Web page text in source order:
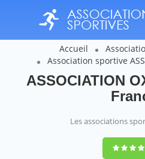
Accueil
Association sportive
ASSOCIATION
Les associations